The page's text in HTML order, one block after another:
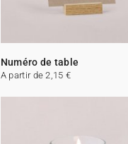
Numéro de table
A partir de 2,15 €